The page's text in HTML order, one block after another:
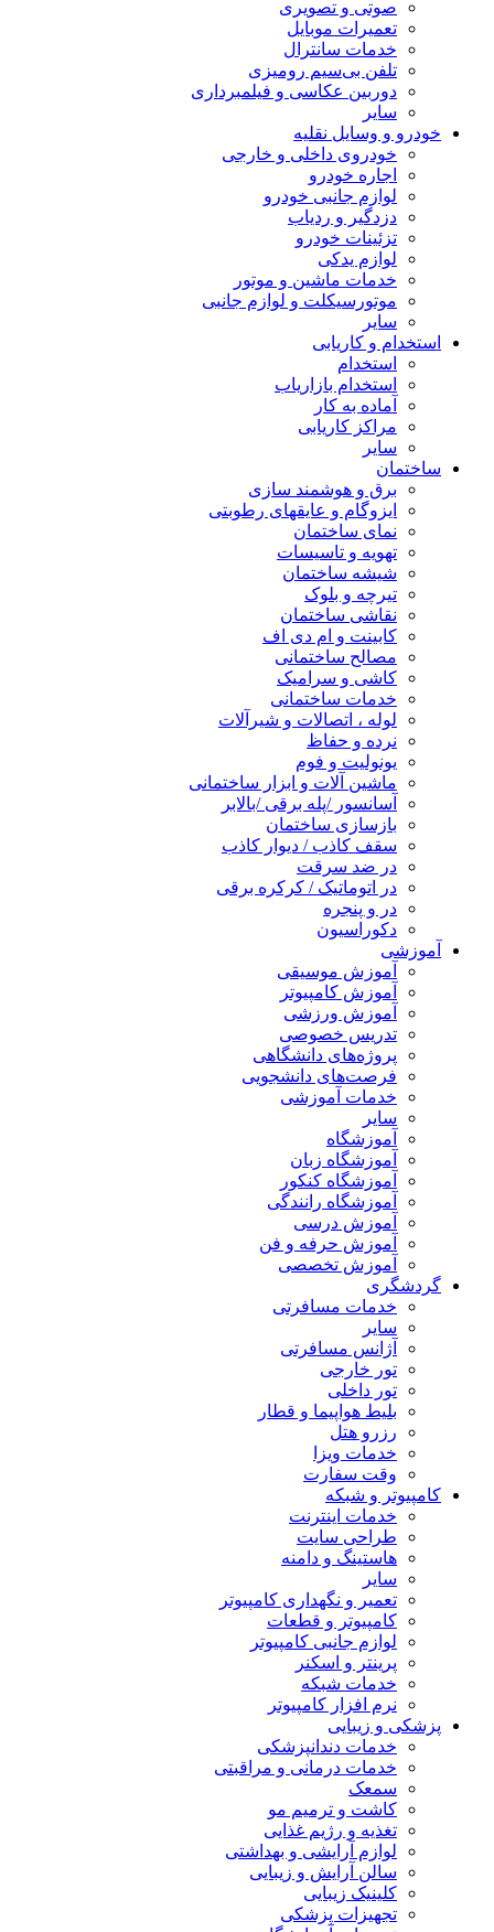
صوتی و تصویری
تعمیرات موبایل
خدمات سانترال
تلفن بی‌سیم رومیزی
دوربین عکاسی و فیلمبرداری
سایر
خودرو و وسایل نقلیه
خودروی داخلی و خارجی
اجاره خودرو
لوازم جانبی خودرو
دزدگیر و ردیاب
تزئینات خودرو
لوازم یدکی
خدمات ماشین و موتور
موتورسیکلت و لوازم جانبی
سایر
استخدام و کاریابی
استخدام
استخدام بازاریاب
آماده به کار
مراکز کاریابی
سایر
ساختمان
برق و هوشمند سازی
ایزوگام و عایقهای رطوبتی
نمای ساختمان
تهویه و تاسیسات
شیشه ساختمان
تیرچه و بلوک
نقاشی ساختمان
کابینت و ام دی اف
مصالح ساختمانی
کاشی و سرامیک
خدمات ساختمانی
لوله ، اتصالات و شیرآلات
نرده و حفاظ
یونولیت و فوم
ماشین آلات و ابزار ساختمانی
آسانسور /پله برقی /بالابر
بازسازی ساختمان
سقف کاذب / دیوار کاذب
در ضد سرقت
در اتوماتیک / کرکره برقی
در و پنجره
دکوراسیون
آموزشی
آموزش موسیقی
آموزش کامپیوتر
آموزش ورزشی
تدریس خصوصی
پروژه‌های دانشگاهی
فرصت‌های دانشجویی
خدمات آموزشی
سایر
آموزشگاه
آموزشگاه زبان
آموزشگاه کنکور
آموزشگاه رانندگی
آموزش درسی
آموزش حرفه و فن
آموزش تخصصی
گردشگری
خدمات مسافرتی
سایر
آژانس مسافرتی
تور خارجی
تور داخلی
بلیط هواپیما و قطار
رزرو هتل
خدمات ویزا
وقت سفارت
کامپیوتر و شبکه
خدمات اینترنت
طراحی سایت
هاستینگ و دامنه
سایر
تعمیر و نگهداری کامپیوتر
کامپیوتر و قطعات
لوازم جانبی کامپیوتر
پرینتر و اسکنر
خدمات شبکه
نرم افزار کامپیوتر
پزشکی و زیبایی
خدمات دندانپزشکی
خدمات درمانی و مراقبتی
سمعک
کاشت و ترمیم مو
تغذیه و رژیم غذایی
لوازم آرایشی و بهداشتی
سالن آرایش و زیبایی
کلینیک زیبایی
تجهیزات پزشکی